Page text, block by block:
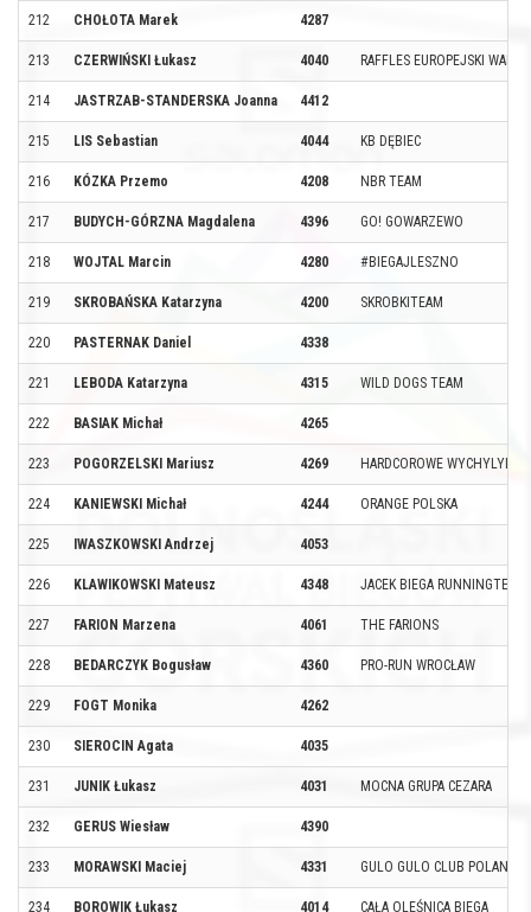
212 CHOŁOTA Marek 4287
213 CZERWIŃSKI Łukasz 4040 RAFFLES EUROPEJSKI
214 JASTRZAB-STANDERSKA Joanna 4412
215 LIS Sebastian 4044 KB DĘBIEC
216 KÓZKA Przemo 4208 NBR TEAM
217 BUDYCH-GÓRZNA Magdalena 4396 GO! GOWARZEWO
218 WOJTAL Marcin 4280 #BIEGAJLESZNO
219 SKROBAŃSKA Katarzyna 4200 SKROBKITEAM
220 PASTERNAK Daniel 4338
221 LEBODA Katarzyna 4315 WILD DOGS TEAM
222 BASIAK Michał 4265
223 POGORZELSKI Mariusz 4269 HARDCOROWE
224 KANIEWSKI Michał 4244 ORANGE POLSKA
225 IWASZKOWSKI Andrzej 4053
226 KLAWIKOWSKI Mateusz 4348 JACEK BIEGA RUNNINGTEAM
227 FARION Marzena 4061 THE FARIONS
228 BEDARCZYK Bogusław 4360 PRO-RUN WROCŁAW
229 FOGT Monika 4262
230 SIEROCIN Agata 4035
231 JUNIK Łukasz 4031 MOCNA GRUPA CEZARA
232 GERUS Wiesław 4390
233 MORAWSKI Maciej 4331 GULO GULO CLUB POLAND
234 BOROWIK Łukasz 4014 CAŁA OLEŚNICA BIEGA